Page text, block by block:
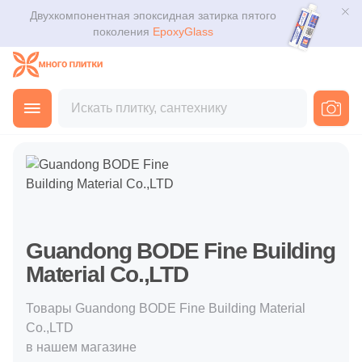
Двухкомпонентная эпоксидная затирка пятого
поколения EpoxyGlass
Каталог
3D дизайн
Доставка
Контакты магазинов
Новости
Плитка
Керамогранит
Мозаика
Ступени
Декоративный камень
Сантехника
Для помещения
Для ванной
Для кухни
Для офиса
Настенная
Главная Покупателю Производители Guandong BODE
Guandong BODE Fine Building
Material Co.,LTD
Товары Guandong BODE Fine Building Material
Co.,LTD
в нашем магазине